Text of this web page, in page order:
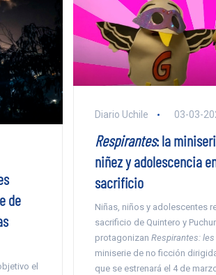
de
el
Diario Uchile 03-03-
Respirantes: la
niñez y adolescencia
sacrificio
Niñas, niños y adolescentes
sacrificio de Quintero y
protagonizan Respirantes:
miniserie de no ficción
que se estrenará el 4 de